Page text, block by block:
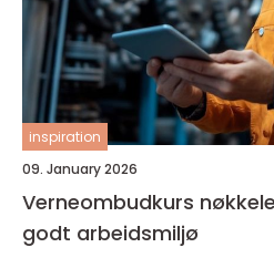
inspiration
09. January 2026
Verneombudkurs nøkkelen til et trygt og
godt arbeidsmiljø